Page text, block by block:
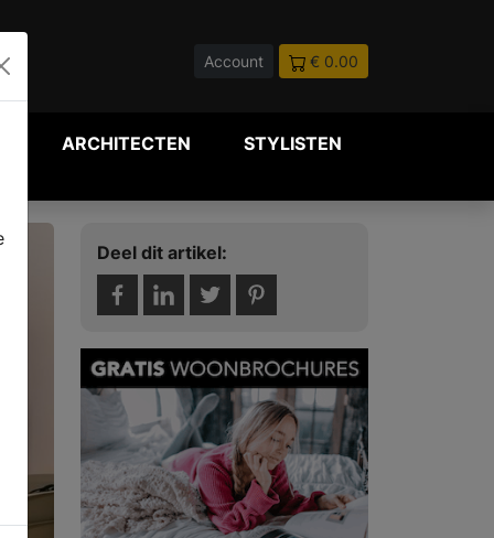
Account € 0.00
ARCHITECTEN STYLISTEN
Deel dit artikel: